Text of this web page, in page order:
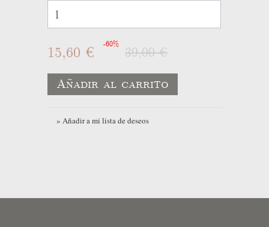
15,60 € -60%
39,00 €
Añadir al carrito
» Añadir a mi lista de deseos